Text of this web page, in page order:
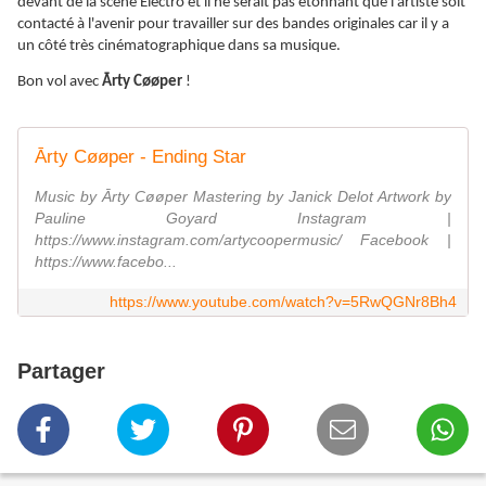
contacté à l'avenir pour travailler sur des bandes originales car il y a
un côté très cinématographique dans sa musique.
Bon vol avec Ārty Cøøper !
Ārty Cøøper - Ending Star
Music by Ārty Cøøper Mastering by Janick Delot Artwork by
Pauline Goyard Instagram |
https://www.instagram.com/artycoopermusic/ Facebook |
https://www.facebo...
https://www.youtube.com/watch?v=5RwQGNr8Bh4
Partager